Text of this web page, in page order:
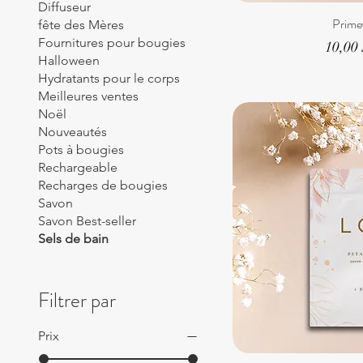
Diffuseur
fête des Mères
Fournitures pour bougies
Halloween
Hydratants pour le corps
Meilleures ventes
Noël
Nouveautés
Pots à bougies
Rechargeable
Recharges de bougies
Savon
Savon Best-seller
Sels de bain
Filtrer par
Prix
Prix